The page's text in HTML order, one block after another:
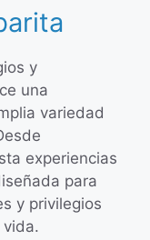
y
una
variedad
experiencias
para
y privilegios